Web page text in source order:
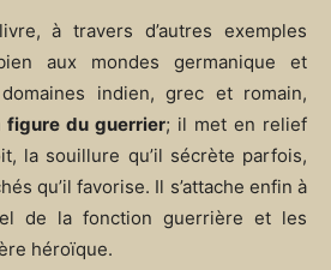
à travers d’autres exemples
aux mondes germanique et
domaines indien, grec et romain,
figure du guerrier; il met en relief
la souillure qu’il sécrète parfois,
qu’il favorise. Il s’attache enfin à
de la fonction guerrière et les
héroïque.